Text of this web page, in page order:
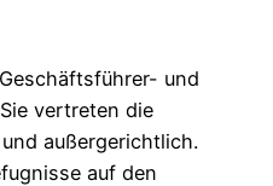
und
vertreten die
außergerichtlich.
auf den